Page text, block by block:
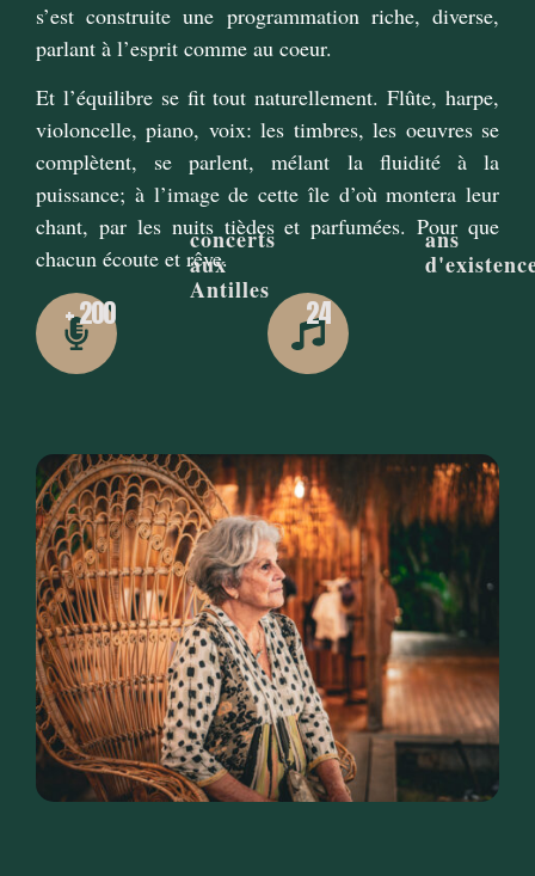
s’est construite une programmation riche, diverse,
parlant à l’esprit comme au coeur.
Et l’équilibre se fit tout naturellement. Flûte, harpe,
violoncelle, piano, voix: les timbres, les oeuvres se
complètent, se parlent, mélant la fluidité à la
puissance; à l’image de cette île d’où montera leur
chant, par les nuits tièdes et parfumées. Pour que
chacun écoute et rêve.
+ 200
concerts
aux
Antilles
24
ans